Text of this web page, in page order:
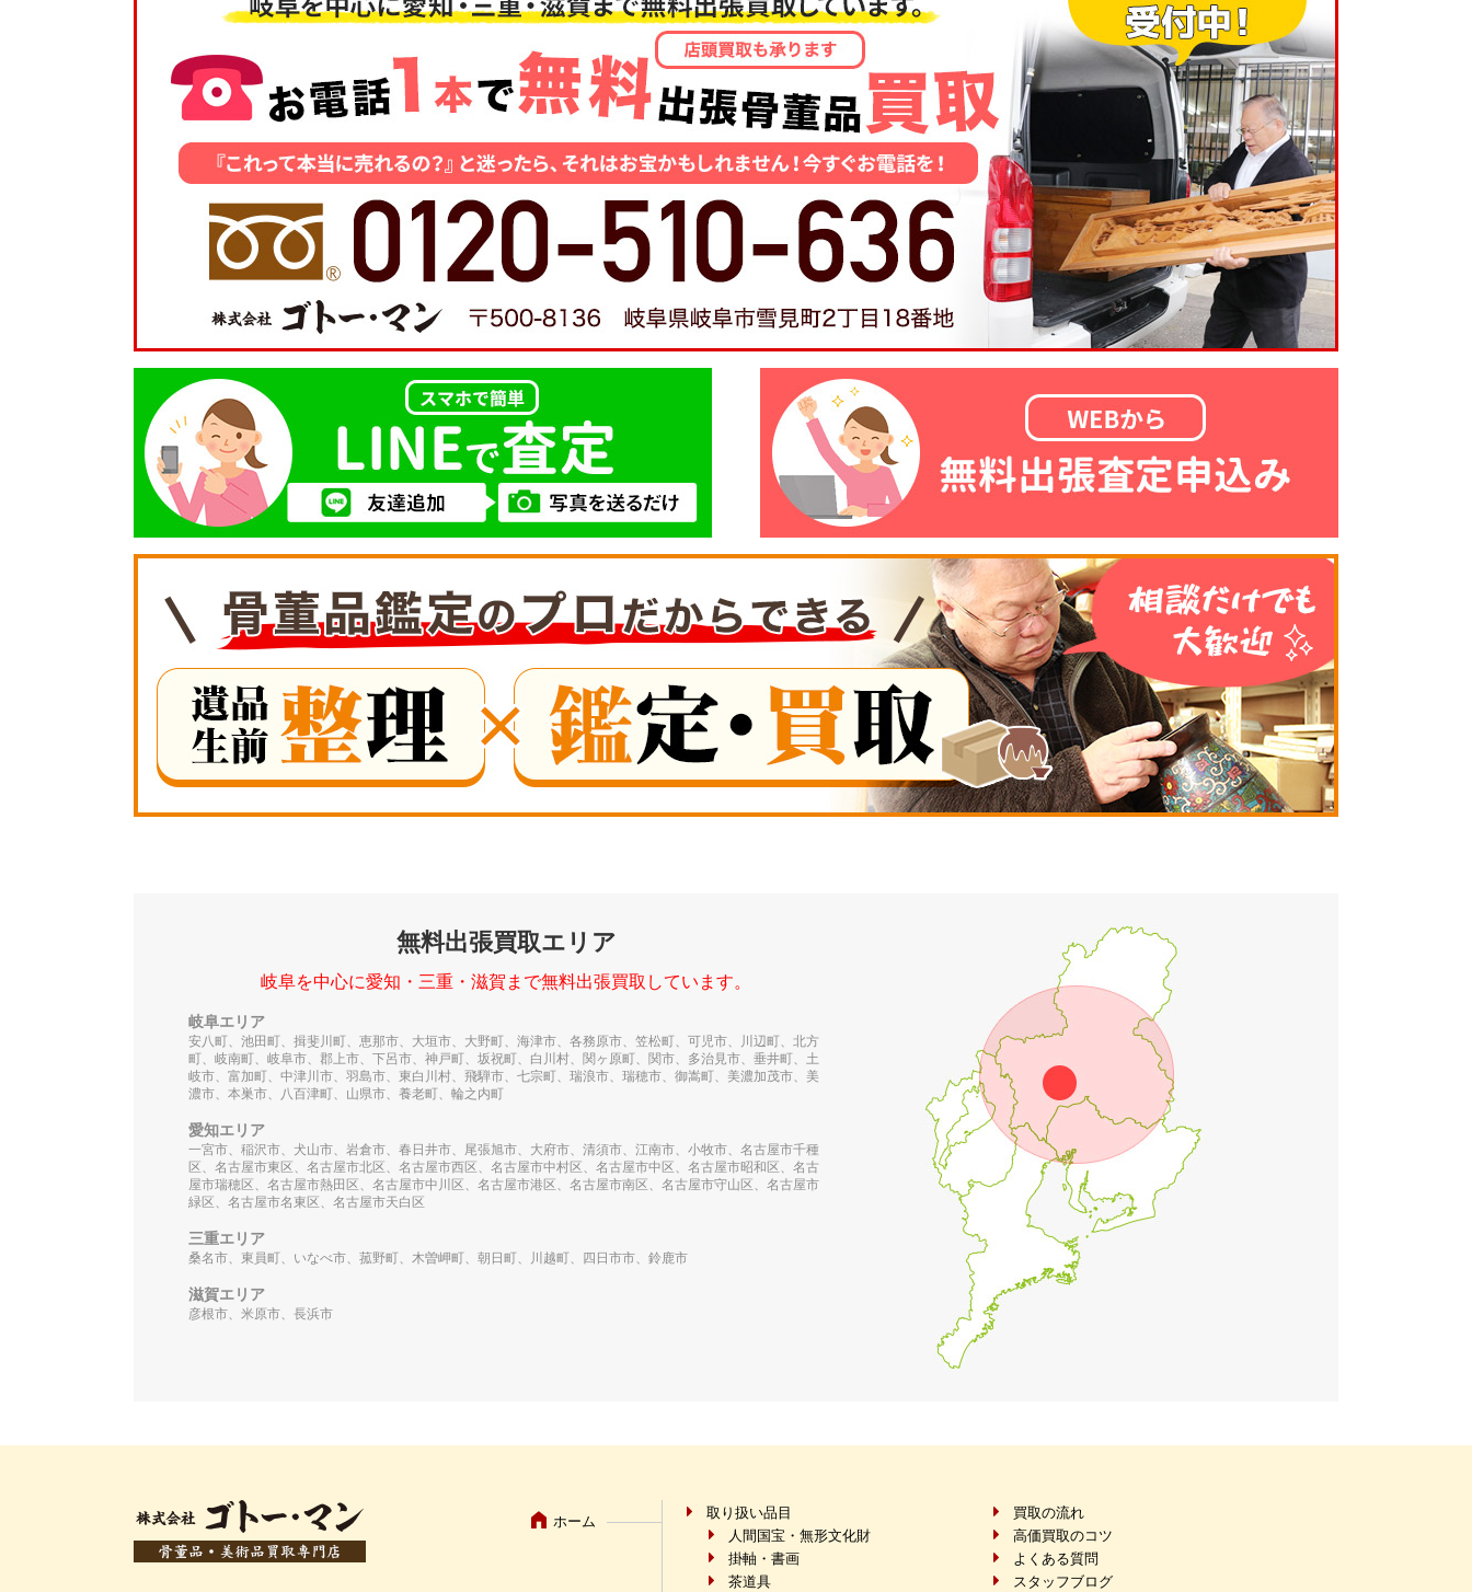
無料出張買取エリア
岐阜を中心に愛知・三重・滋賀まで無料出張買取しています。
岐阜エリア
安八町、池田町、揖斐川町、恵那市、大垣市、大野町、海津市、各務原市、笠松町、可児市、川辺町、北方
町、岐南町、岐阜市、郡上市、下呂市、神戸町、坂祝町、白川村、関ヶ原町、関市、多治見市、垂井町、土
岐市、富加町、中津川市、羽島市、東白川村、飛騨市、七宗町、瑞浪市、瑞穂市、御嵩町、美濃加茂市、美
濃市、本巣市、八百津町、山県市、養老町、輪之内町
愛知エリア
一宮市、稲沢市、犬山市、岩倉市、春日井市、尾張旭市、大府市、清須市、江南市、小牧市、名古屋市千種
区、名古屋市東区、名古屋市北区、名古屋市西区、名古屋市中村区、名古屋市中区、名古屋市昭和区、名古
屋市瑞穂区、名古屋市熱田区、名古屋市中川区、名古屋市港区、名古屋市南区、名古屋市守山区、名古屋市
緑区、名古屋市名東区、名古屋市天白区
三重エリア
桑名市、東員町、いなべ市、菰野町、木曽岬町、朝日町、川越町、四日市市、鈴鹿市
滋賀エリア
彦根市、米原市、長浜市
ホーム
取り扱い品目
人間国宝・無形文化財
掛軸・書画
茶道具
買取の流れ
高価買取のコツ
よくある質問
スタッフブログ